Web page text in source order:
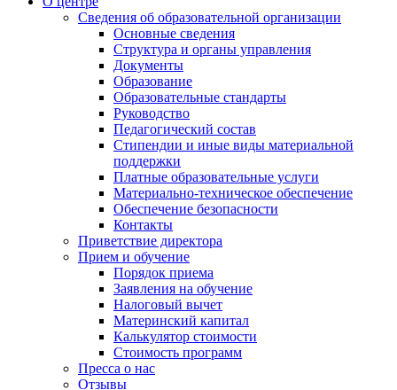
Сведения об образовательной организации
Основные сведения
Структура и органы управления
Документы
Образование
Образовательные стандарты
Руководство
Педагогический состав
Стипендии и иные виды материальной
поддержки
Платные образовательные услуги
Материально-техническое обеспечение
Обеспечение безопасности
Контакты
Приветствие директора
Прием и обучение
Порядок приема
Заявления на обучение
Налоговый вычет
Материнский капитал
Калькулятор стоимости
Стоимость программ
Пресса о нас
Отзывы